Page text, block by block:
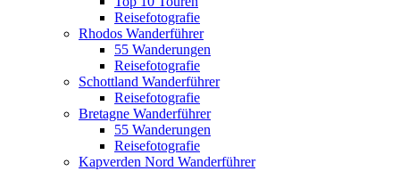
Reisefotografie
Rhodos Wanderführer
55 Wanderungen
Reisefotografie
Schottland Wanderführer
Reisefotografie
Bretagne Wanderführer
55 Wanderungen
Reisefotografie
Kapverden Nord Wanderführer